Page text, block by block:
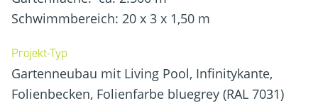
Schwimmbereich: 20 x 3 x 1,50 m
Projekt-Typ
Gartenneubau mit Living Pool, Infinitykante,
Folienbecken, Folienfarbe bluegrey (RAL 7031)